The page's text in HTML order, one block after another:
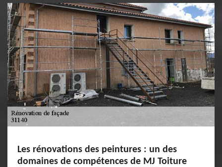
Les rénovations des peintures : un des
domaines de compétences de MJ Toiture